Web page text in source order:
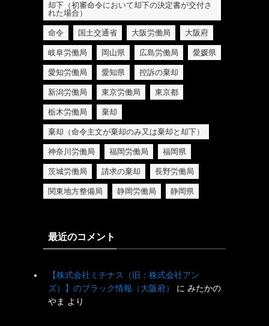
却下（初審命令において却下の決定書が交付さ
れた場合）
命令 国土交通省 大阪労働局 大阪府
岐阜労働局 岡山県 広島労働局 愛媛県
愛知労働局 愛知県 控訴の棄却
新潟労働局 東京労働局 東京都
栃木労働局 棄却
棄却（命令主文が棄却のみ又は棄却と却下）
神奈川労働局 福岡労働局 福岡県
茨城労働局 請求の棄却 長野労働局
関東地方整備局 静岡労働局 静岡県
最近のコメント
【株式会社ミチナス（旧：株式会社アン
ズ）】のブラック情報（大阪府）
に みたかの
やま より